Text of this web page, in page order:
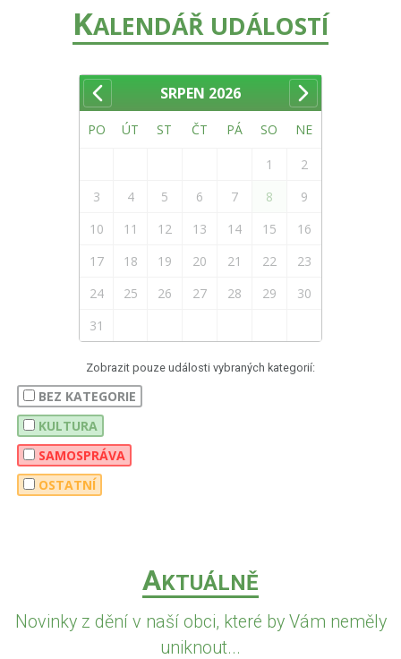
KALENDÁŘ UDÁLOSTÍ
SRPEN 2026
PO ÚT ST ČT PÁ SO NE
1
2
3
4 5 6 7 8
9
10
11 12 13 14 15
16
17
18 19 20 21 22
23
24
25 26 27 28 29
30
31
Zobrazit pouze události vybraných kategorií:
BEZ KATEGORIE
KULTURA
SAMOSPRÁVA
OSTATNÍ
AKTUÁLNĚ
Novinky z dění v naší obci, které by Vám neměly
uniknout...